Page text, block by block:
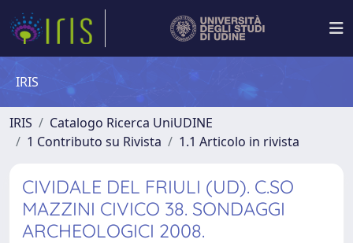
IRIS
IRIS
Catalogo Ricerca UniUDINE
1 Contributo su Rivista
1.1 Articolo in rivista
CIVIDALE DEL FRIULI (UD). C.SO
MAZZINI CIVICO 38. SONDAGGI
ARCHEOLOGICI 2008.